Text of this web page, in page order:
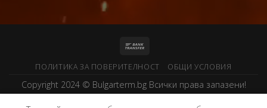
ПОЛИТИКА ЗА ПОВЕРИТЕЛНОСТ ОБЩИ УСЛОВИЯ
Copyright 2024 © Bulgarterm.bgВсички права запазени!